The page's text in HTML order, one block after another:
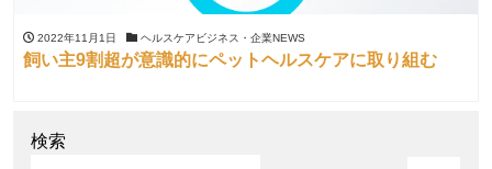
2022年11月1日 ヘルスケアビジネス・企業NEWS
飼い主9割超が意識的にペットヘルスケアに取り組む
検索